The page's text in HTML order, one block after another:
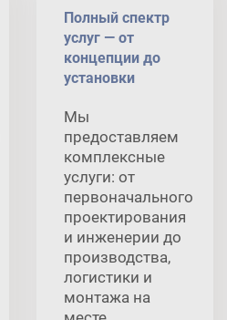
Полный спектр
услуг — от
концепции до
установки
Мы
предоставляем
комплексные
услуги: от
первоначального
проектирования
и инженерии до
производства,
логистики и
монтажа на